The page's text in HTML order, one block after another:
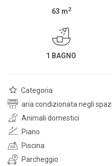
63 m2
1 BAGNO
Categoria
aria condizionata negli
Animali domestici
Piano
Piscina
Parcheggio